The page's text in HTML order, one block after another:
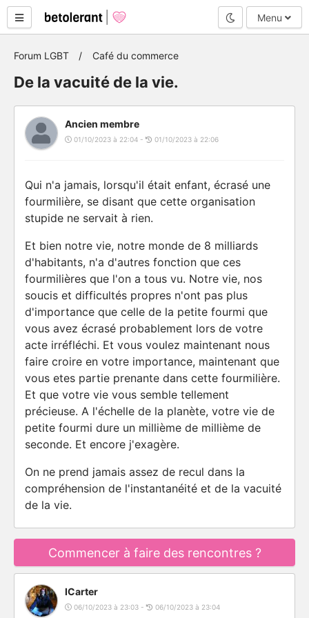
Mode nuit
Menu
Forum LGBT Café du commerce
De la vacuité de la vie.
Ancien membre
01/10/2023 à 22:04 - 01/10/2023 à 22:06
Qui n'a jamais, lorsqu'il était enfant, écrasé une
fourmilière, se disant que cette organisation
stupide ne servait à rien.
Et bien notre vie, notre monde de 8 milliards
d'habitants, n'a d'autres fonction que ces
fourmilières que l'on a tous vu. Notre vie, nos
soucis et difficultés propres n'ont pas plus
d'importance que celle de la petite fourmi que
vous avez écrasé probablement lors de votre
acte irréfléchi. Et vous voulez maintenant nous
faire croire en votre importance, maintenant que
vous etes partie prenante dans cette fourmilière.
Et que votre vie vous semble tellement
précieuse. A l'échelle de la planète, votre vie de
petite fourmi dure un millième de millième de
seconde. Et encore j'exagère.
On ne prend jamais assez de recul dans la
compréhension de l'instantanéité et de la vacuité
de la vie.
Commencer à faire des rencontres ?
ICarter
06/10/2023 à 23:03 - 06/10/2023 à 23:04